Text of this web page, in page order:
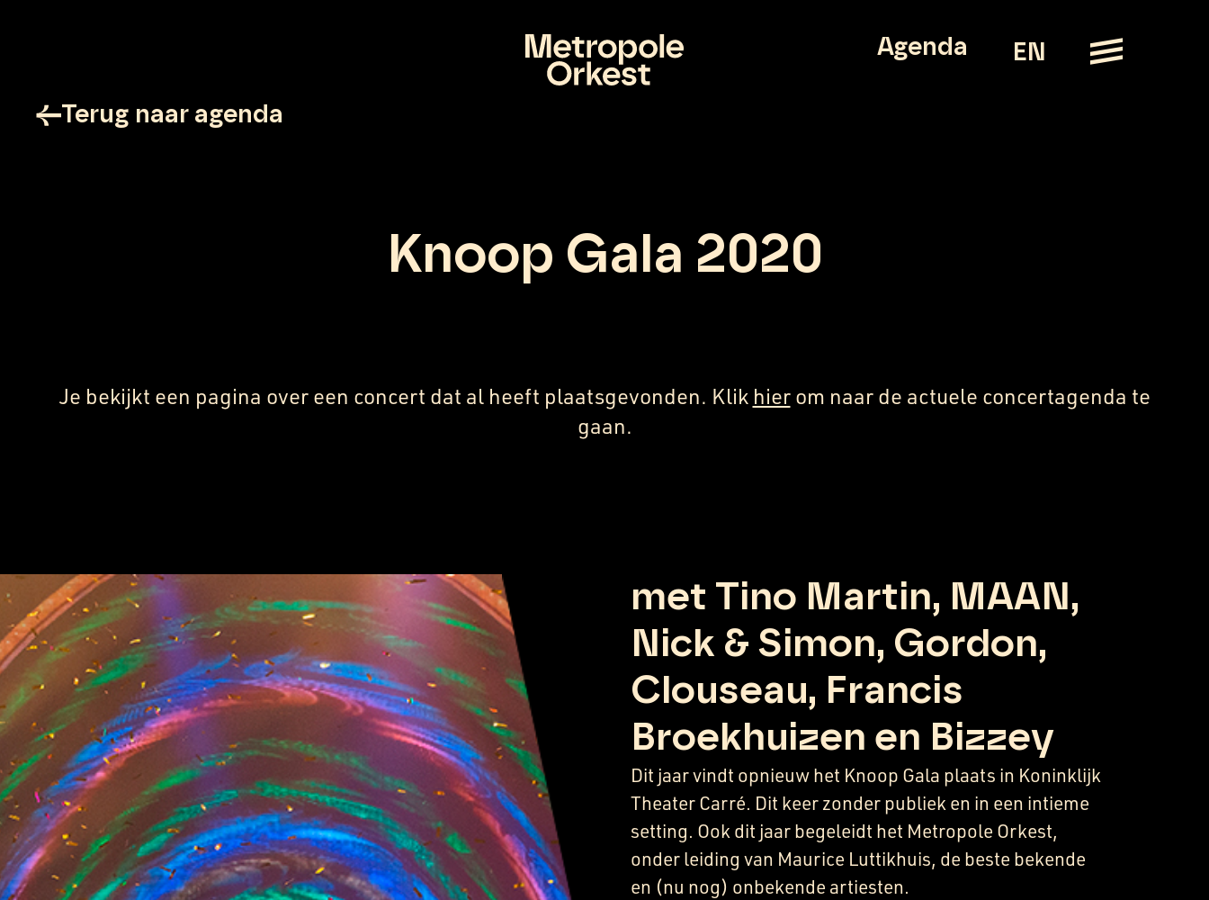
Agenda EN
Terug naar agenda
Knoop Gala 2020
Je bekijkt een pagina over een concert dat al heeft plaatsgevonden. Klik hierom naar de actuele concertagenda te
gaan.
met Tino Martin, MAAN,
Nick & Simon, Gordon,
Clouseau, Francis
Broekhuizen en Bizzey
Dit jaar vindt opnieuw het Knoop Gala plaats in Koninklijk
Theater Carré. Dit keer zonder publiek en in een intieme
setting. Ook dit jaar begeleidt het Metropole Orkest,
onder leiding van Maurice Luttikhuis, de beste bekende
en (nu nog) onbekende artiesten.